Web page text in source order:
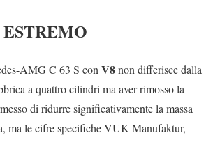
AMG C 63 S conV8non differisce dalla
a quattro cilindri ma aver rimosso la
di ridurre significativamente la massa
ma le cifre specifiche VUK Manufaktur,